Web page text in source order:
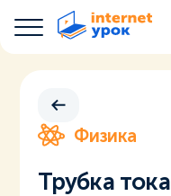
Физика
Трубка тока